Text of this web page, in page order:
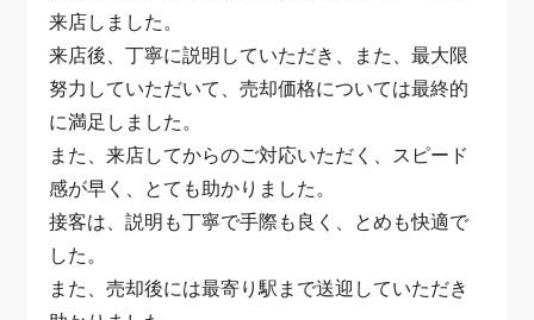
来店しました。
来店後、丁寧に説明していただき、また、最大限
努力していただいて、売却価格については最終的
に満足しました。
また、来店してからのご対応いただく、スピード
感が早く、とても助かりました。
接客は、説明も丁寧で手際も良く、とめも快適で
した。
また、売却後には最寄り駅まで送迎していただき